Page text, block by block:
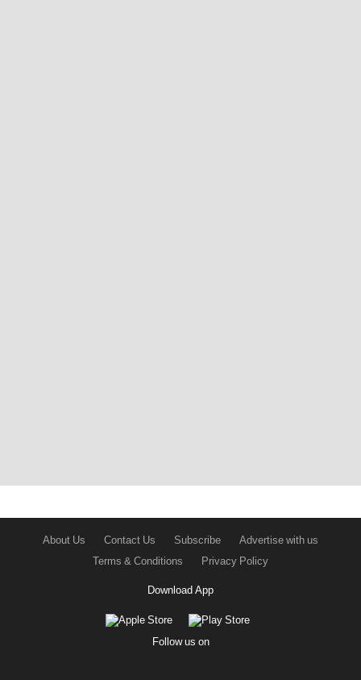
About Us Contact Us Subscribe
Advertise with us
Terms & Conditions
Privacy Policy
Download App
Follow us on